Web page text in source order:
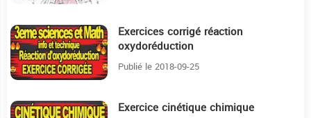
15:10 Exercices corrigé réaction
oxydoréduction
Publié le 2018-09-25
31:5 Exercice cinétique chimique